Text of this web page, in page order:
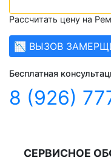
Рассчитать цену на
📉 ВЫЗОВ
Бесплатная
8 (926)
СЕРВИСНОЕ